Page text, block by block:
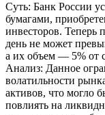
Суть: Банк России
бумагами,
инвесторов. Теперь
день не может
а их объем — 5% от
Анализ: Данное
волатильности
активов, что могло
повлиять на